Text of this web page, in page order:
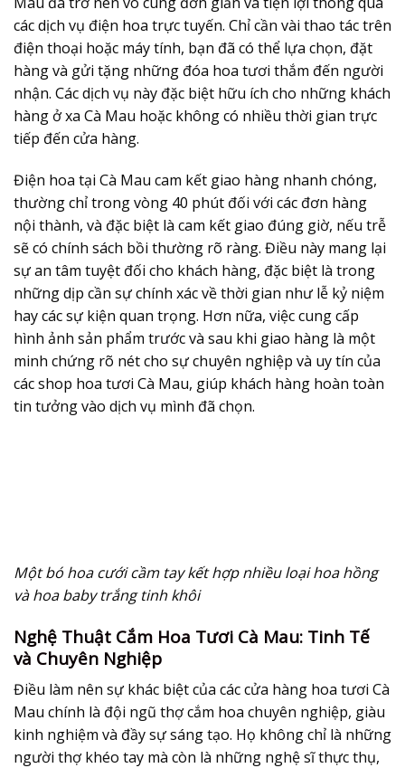
các dịch vụ điện hoa trực tuyến. Chỉ cần vài thao tác trên
điện thoại hoặc máy tính, bạn đã có thể lựa chọn, đặt
hàng và gửi tặng những đóa hoa tươi thắm đến người
nhận. Các dịch vụ này đặc biệt hữu ích cho những khách
hàng ở xa Cà Mau hoặc không có nhiều thời gian trực
tiếp đến cửa hàng.
Điện hoa tại Cà Mau cam kết giao hàng nhanh chóng,
thường chỉ trong vòng 40 phút đối với các đơn hàng
nội thành, và đặc biệt là cam kết giao đúng giờ, nếu trễ
sẽ có chính sách bồi thường rõ ràng. Điều này mang lại
sự an tâm tuyệt đối cho khách hàng, đặc biệt là trong
những dịp cần sự chính xác về thời gian như lễ kỷ niệm
hay các sự kiện quan trọng. Hơn nữa, việc cung cấp
hình ảnh sản phẩm trước và sau khi giao hàng là một
minh chứng rõ nét cho sự chuyên nghiệp và uy tín của
các shop hoa tươi Cà Mau, giúp khách hàng hoàn toàn
tin tưởng vào dịch vụ mình đã chọn.
Một bó hoa cưới cầm tay kết hợp nhiều loại hoa hồng
và hoa baby trắng tinh khôi
Nghệ Thuật Cắm Hoa Tươi Cà Mau: Tinh Tế
và Chuyên Nghiệp
Điều làm nên sự khác biệt của các cửa hàng hoa tươi Cà
Mau chính là đội ngũ thợ cắm hoa chuyên nghiệp, giàu
kinh nghiệm và đầy sự sáng tạo. Họ không chỉ là những
người thợ khéo tay mà còn là những nghệ sĩ thực thụ,